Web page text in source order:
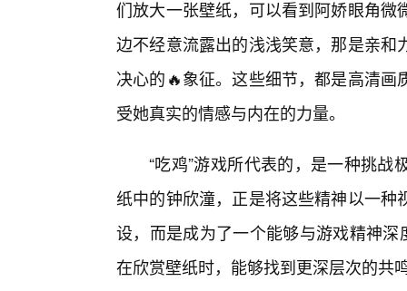
们放大一张壁纸，可以看到阿娇眼角
边不经意流露出的浅浅笑意，那是亲
决心的🔥象征。这些细节，都是高清
受她真实的情感与内在的力量。
“吃鸡”游戏所代表的，是一种挑
纸中的钟欣潼，正是将这些精神以一
设，而是成为了一个能够与游戏精神
在欣赏壁纸时，能够找到更深层次的共